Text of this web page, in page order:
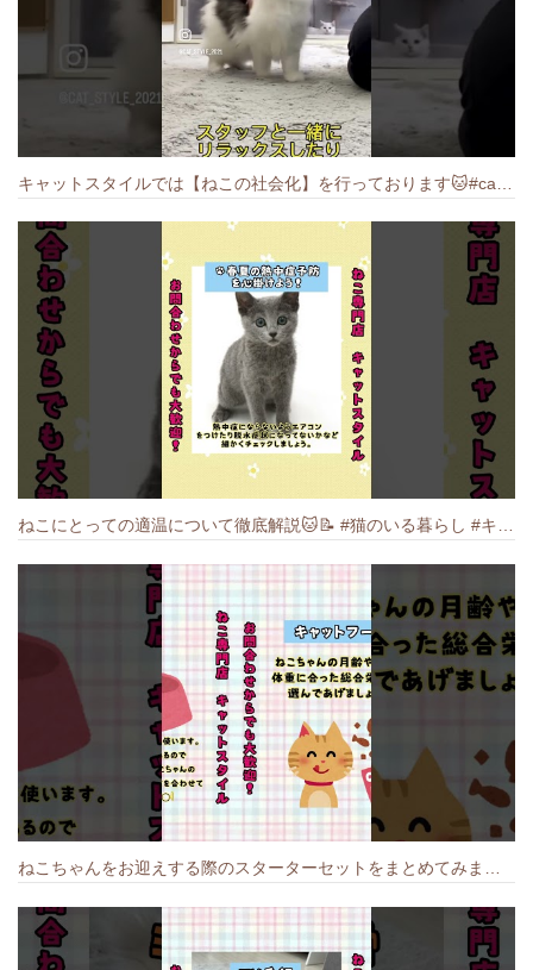
ねこにとっての適温について徹底解説🐱️📝 #猫のいる暮らし #キャットスタイル #cat #猫好きさんと繋がりたい #キャット #ねこ